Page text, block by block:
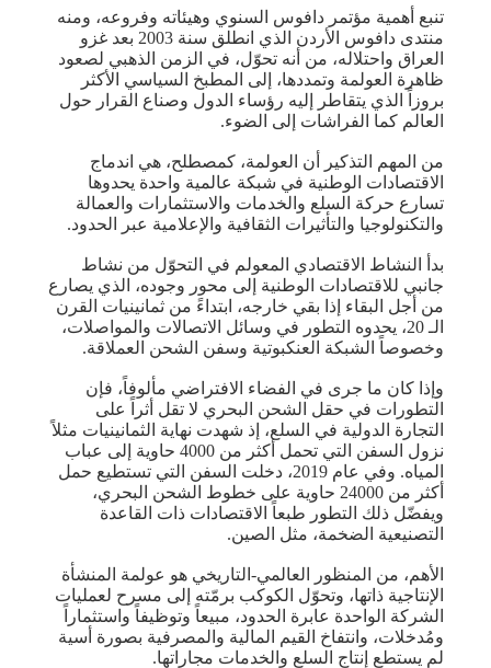
تنبع أهمية مؤتمر دافوس السنوي وهيئاته وفروعه، ومنه
منتدى دافوس الأردن الذي انطلق سنة 2003 بعد غزو
العراق واحتلاله، من أنه تحوّل، في الزمن الذهبي لصعود
ظاهرة العولمة وتمددها، إلى المطبخ السياسي الأكثر
بروزاً الذي يتقاطر إليه رؤساء الدول وصناع القرار حول
العالم كما الفراشات إلى الضوء.
من المهم التذكير أن العولمة، كمصطلح، هي اندماج
الاقتصادات الوطنية في شبكة عالمية واحدة يحدوها
تسارع حركة السلع والخدمات والاستثمارات والعمالة
والتكنولوجيا والتأثيرات الثقافية والإعلامية عبر الحدود.
بدأ النشاط الاقتصادي المعولم في التحوّل من نشاط
جانبي للاقتصادات الوطنية إلى محور وجوده، الذي يصارع
من أجل البقاء إذا بقي خارجه، ابتداءً من ثمانينيات القرن
الـ 20، يحدوه التطور في وسائل الاتصالات والمواصلات،
وخصوصاً الشبكة العنكبوتية وسفن الشحن العملاقة.
وإذا كان ما جرى في الفضاء الافتراضي مألوفاً، فإن
التطورات في حقل الشحن البحري لا تقل أثراً على
التجارة الدولية في السلع، إذ شهدت نهاية الثمانينيات مثلاً
نزول السفن التي تحمل أكثر من 4000 حاوية إلى عباب
المياه. وفي عام 2019، دخلت السفن التي تستطيع حمل
أكثر من 24000 حاوية على خطوط الشحن البحري،
ويفضّل ذلك التطور طبعاً الاقتصادات ذات القاعدة
التصنيعية الضخمة، مثل الصين.
الأهم، من المنظور العالمي-التاريخي هو عولمة المنشأة
الإنتاجية ذاتها، وتحوّل الكوكب برمّته إلى مسرح لعمليات
الشركة الواحدة عابرة الحدود، مبيعاً وتوظيفاً واستثماراً
ومُدخلات، وانتفاخ القيم المالية والمصرفية بصورة أسية
لم يستطع إنتاج السلع والخدمات مجاراتها.